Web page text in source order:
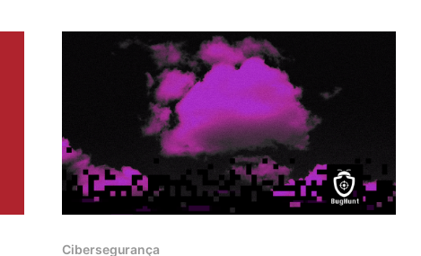
Cibersegurança